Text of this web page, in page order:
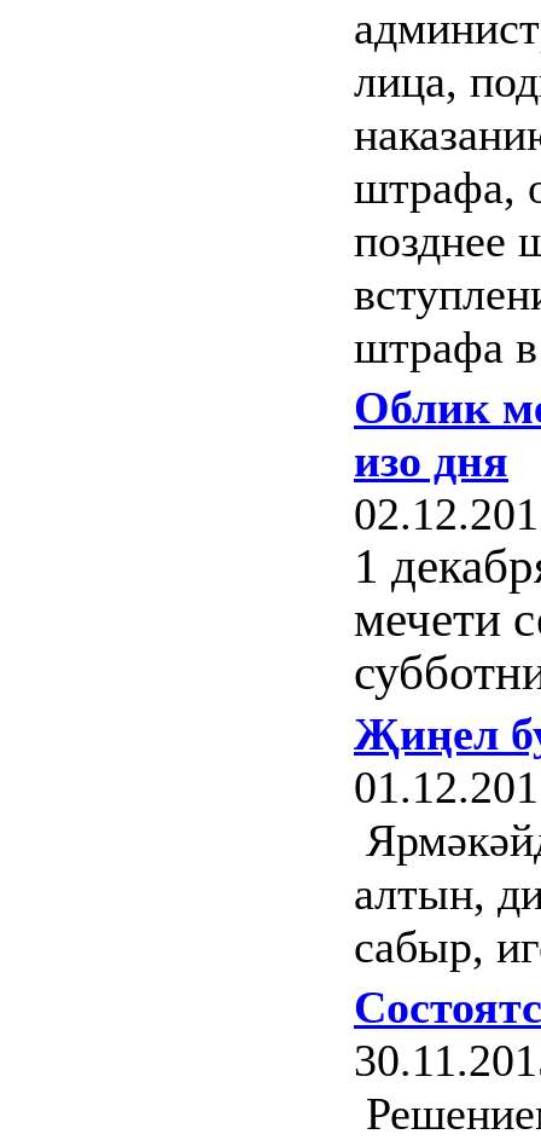
лица,
штрафа,
позднее
штрафа
Облик
изо дня
1
мечети
Җиңел
алтын,
сабыр,